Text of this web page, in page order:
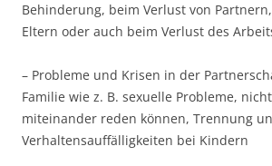
Behinderung, beim Verlust von
Eltern oder auch beim Verlust des
– Probleme und Krisen in der
Familie wie z. B. sexuelle Probleme,
miteinander reden können, Trennung
Verhaltensauffälligkeiten bei Kindern